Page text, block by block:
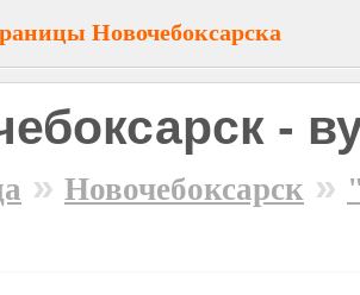
Новочебоксарска
-
» Новочебоксарск »